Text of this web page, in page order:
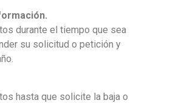
durante el tiempo que sea
su solicitud o petición y
hasta que solicite la baja o